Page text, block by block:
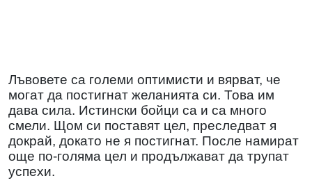
Лъвовете са големи оптимисти и вярват, че
могат да постигнат желанията си. Това им
дава сила. Истински бойци са и са много
смели. Щом си поставят цел, преследват я
докрай, докато не я постигнат. После намират
още по-голяма цел и продължават да трупат
успехи.